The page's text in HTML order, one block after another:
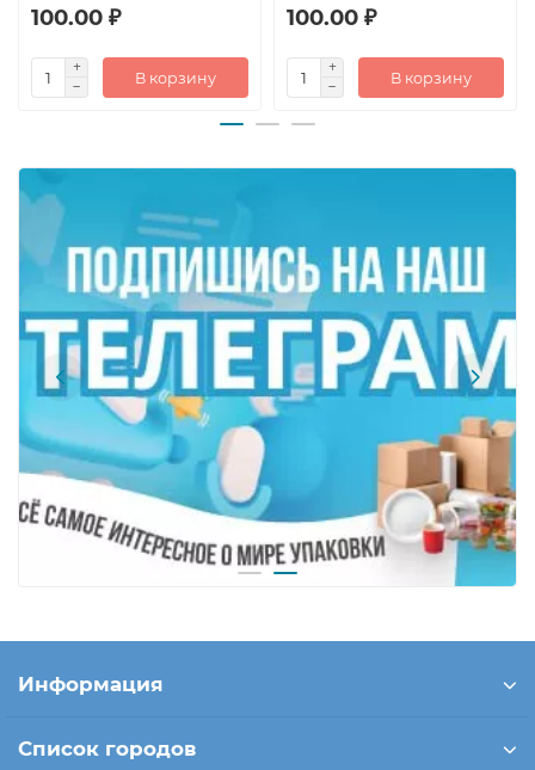
100.00 ₽
В корзину
100.00 ₽
В корзину
Информация
Список городов